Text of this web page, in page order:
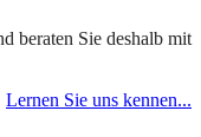
beraten Sie deshalb mit
Lernen Sie uns kennen...